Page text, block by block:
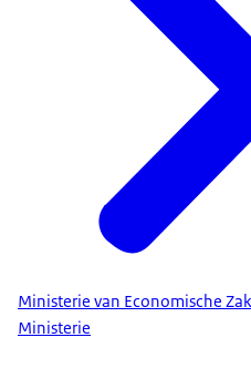
Ministerie van Economische
Ministerie